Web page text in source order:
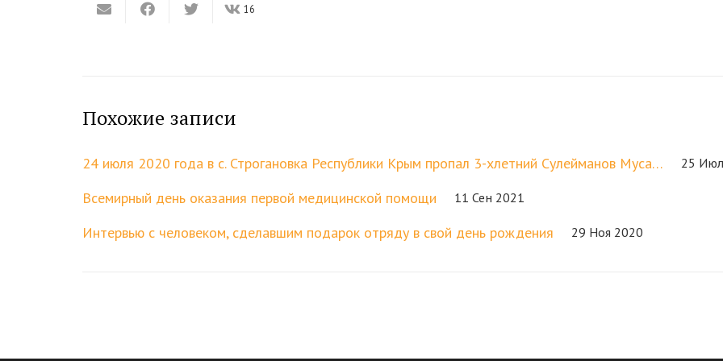
16
Похожие записи
24 июля 2020 года в с. Строгановка Республики Крым пропал 3-хлетний Сулейманов Муса… 25
Всемирный день оказания первой медицинской помощи 11 Сен 2021
Интервью с человеком, сделавшим подарок отряду в свой день рождения 29 Ноя 2020